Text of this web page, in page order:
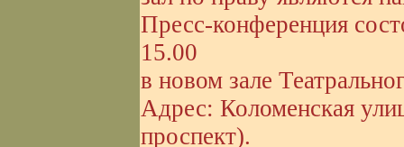
Пресс-конференция
15.00
в новом зале
Адрес: Коломенская
проспект).